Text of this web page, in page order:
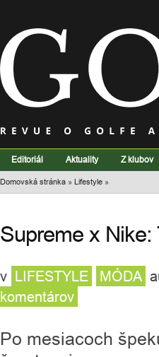
Editoriál Aktuality Z klubov
Domovská stránka » Lifestyle »
Supreme x Nike:
v LIFESTYLE MÓDA
komentárov
Po mesiacoch